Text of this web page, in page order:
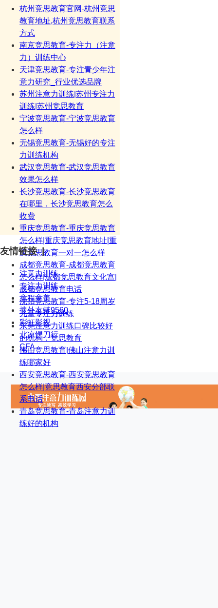
杭州竞思教育官网-杭州竞思
教育地址,杭州竞思教育联系
方式
南京竞思教育-专注力（注意
力）训练中心
天津竞思教育-专注青少年注
意力研究_行业优选品牌
苏州注意力训练|苏州专注力
训练|苏州竞思教育
宁波竞思教育-宁波竞思教育
怎么样
无锡竞思教育-无锡好的专注
力训练机构
武汉竞思教育-武汉竞思教育
效果怎么样
长沙竞思教育-长沙竞思教育
在哪里，长沙竞思教育怎么
收费
重庆竞思教育-重庆竞思教育
怎么样|重庆竞思教育地址|重
庆竞思教育一对一怎么样
成都竞思教育-成都竞思教育
怎么样|成都竞思教育文化宫|
成都竞思教育电话
沈阳竞思教育-专注5-18周岁
儿童专注力训练
东莞注意力训练口碑比较好
的机构，竞思教育
佛山竞思教育|佛山注意力训
练哪家好
西安竞思教育-西安竞思教育
怎么样|竞思教育西安分部联
系电话
青岛竞思教育-青岛注意力训
练好的机构
友情链接 |
注意力训练
专注力训练
童程童美
搜外友链9560
彩虹影视
北凉悍刀行
CFA